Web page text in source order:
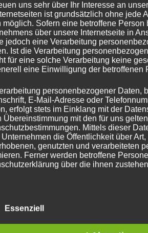
uns sehr über Ihr Interesse an
ist grundsätzlich ohne jede
möglich. Sofern eine betroffene
über unsere Internetseite in
jedoch eine Verarbeitung
Ist die Verarbeitung
für eine solche Verarbeitung keine
eine Einwilligung der betroffenen
personenbezogener Daten,
E-Mail-Adresse oder
erfolgt stets im Einklang mit der
Übereinstimmung mit den für uns
Mittels dieser
Unternehmen die Öffentlichkeit über
genutzten und verarbeiteten
Ferner werden betroffene
über die ihnen
Schutz der über diese
Daten sicherzustellen.
Datenübertragungen
Essenziell